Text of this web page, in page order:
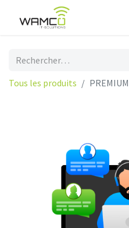
Tous les produits